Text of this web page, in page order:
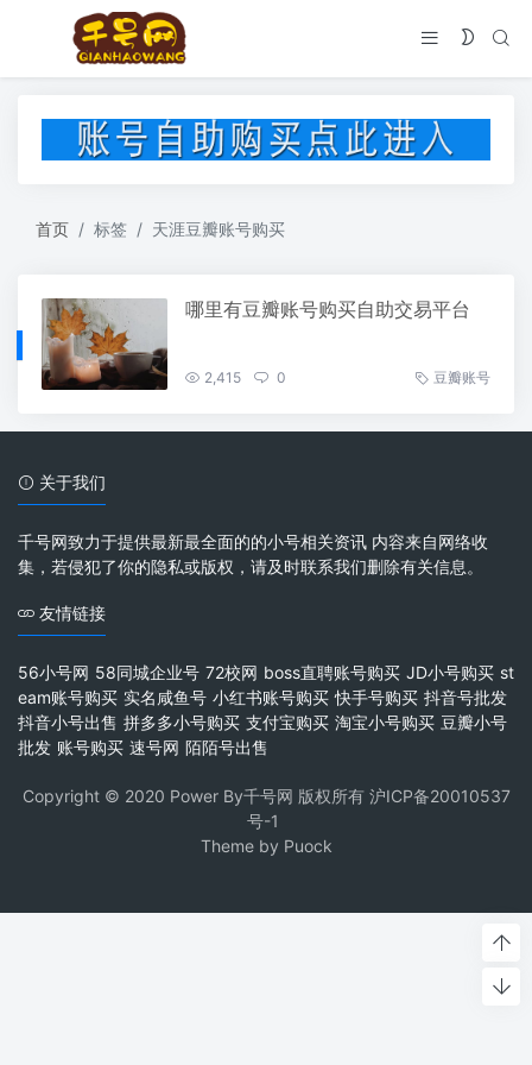
首页 标签 天涯豆瓣账号购买
哪里有豆瓣账号购买自助交易平台
2,415 0 豆瓣账号
关于我们
千号网致力于提供最新最全面的的小号相关资讯 内容来自网络收
集，若侵犯了你的隐私或版权，请及时联系我们删除有关信息。
友情链接
56小号网 58同城企业号 72校网 boss直聘账号购买 JD小号购买 st
eam账号购买 实名咸鱼号 小红书账号购买 快手号购买 抖音号批发
抖音小号出售 拼多多小号购买 支付宝购买 淘宝小号购买 豆瓣小号
批发 账号购买 速号网 陌陌号出售
Copyright © 2020 Power By千号网 版权所有 沪ICP备20010537
号-1
Theme by Puock